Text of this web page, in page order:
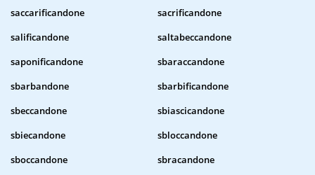
saccarificandone
sacrificandone
salificandone
saltabeccandone
saponificandone
sbaraccandone
sbarbandone
sbarbificandone
sbeccandone
sbiascicandone
sbiecandone
sbloccandone
sboccandone
sbracandone